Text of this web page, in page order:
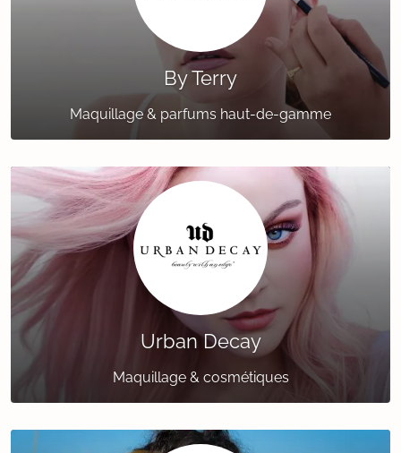
By Terry
Maquillage & parfums haut-de-gamme
Urban Decay
Maquillage & cosmétiques